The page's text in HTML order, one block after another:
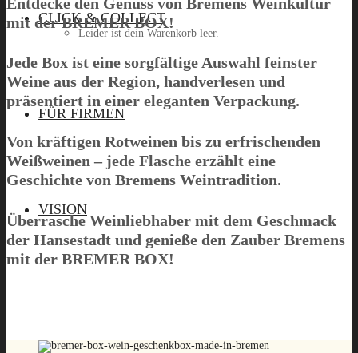
CLICK & COLLECT
FÜR FIRMEN
VISION
Leider ist dein Warenkorb leer.
Menü
mit derBREMER BOX!
Jede Box ist eine sorgfältige Auswahl feinster
Weine aus der Region, handverlesen und
präsentiert in einer eleganten Verpackung.
Von kräftigen Rotweinen bis zu erfrischenden
Weißweinen – jede Flasche erzählt eine
Geschichte von Bremens Weintradition.
Überrasche Weinliebhaber mit dem Geschmack
der Hansestadt und genieße den Zauber Bremens
mit der BREMER BOX!